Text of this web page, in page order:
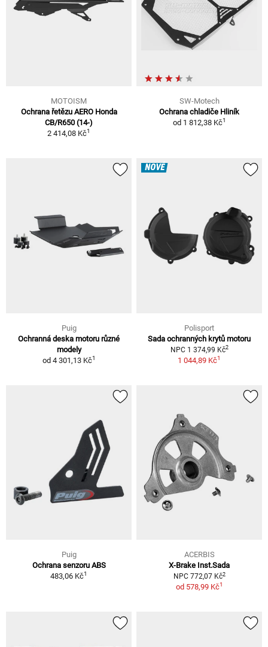
MOTOISM
Ochrana řetězu AERO Honda
CB/R650 (14-)
2 414,08 Kč1
SW-Motech
Ochrana chladiče Hliník
od 1 812,38 Kč1
Puig
Ochranná deska motoru různé
modely
od 4 301,13 Kč1
NOVÉ
Polisport
Sada ochranných krytů motoru
NPC 1 374,99 Kč2
1 044,89 Kč1
Puig
Ochrana senzoru ABS
483,06 Kč1
ACERBIS
X-Brake Inst.Sada
NPC 772,07 Kč2
od 578,99 Kč1